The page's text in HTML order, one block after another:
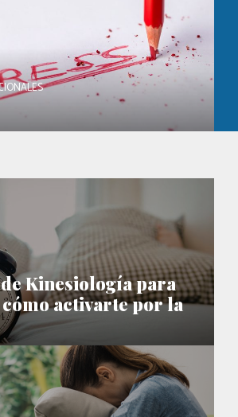
Kinesiología para
activarte por la